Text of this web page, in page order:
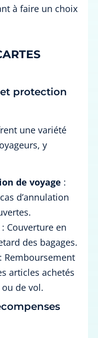
à faire un choix
et protection
une variété
y
de voyage :
d’annulation
: Couverture en
des bagages.
: Remboursement
articles achetés
de vol.